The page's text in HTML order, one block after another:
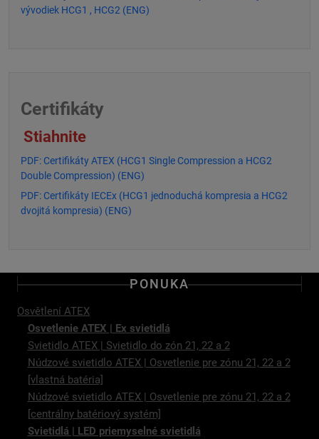
vývodiek HCG1 , HCG2 (ENG)
Certifikáty
Stiahnite
PDF: Certifikáty ATEX (HCG1 Single Compression a HCG2
Double Compression) (ENG)
PDF: Certifikáty IECEx (HCG1 jednoduchá kompresia a HCG2
dvojitá kompresia) (ENG)
PONUKA
Osvětlení ATEX
Osvetlenie ATEX | Ex svietidlá
Svietidlo ATEX | Svietidlo do zón 21, 22 a 2
Núdzové svietidlo ATEX | Osvetlenie pre zónu 21, 22 a 2
[vlastná batéria]
Núdzové svietidlo ATEX | Osvetlenie pre zónu 21, 22 a 2
[centrálny batériový systém]
Svietidlá | LED priemyselné svietidlá